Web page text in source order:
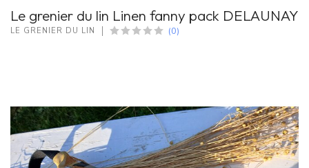
Le grenier du lin Linen fanny pack DELAUNAY
LE GRENIER DU LIN (0)